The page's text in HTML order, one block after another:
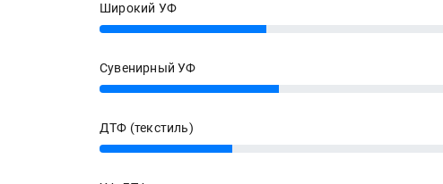
Широкий УФ
25%
Сувенирный УФ
27%
ДТФ (текстиль)
20%